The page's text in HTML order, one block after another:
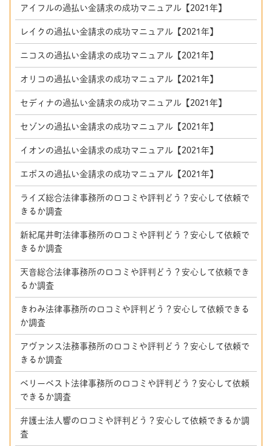
アイフルの過払い金請求の成功マニュアル【2021年】
レイクの過払い金請求の成功マニュアル【2021年】
ニコスの過払い金請求の成功マニュアル【2021年】
オリコの過払い金請求の成功マニュアル【2021年】
セディナの過払い金請求の成功マニュアル【2021年】
セゾンの過払い金請求の成功マニュアル【2021年】
イオンの過払い金請求の成功マニュアル【2021年】
エポスの過払い金請求の成功マニュアル【2021年】
ライズ総合法律事務所の口コミや評判どう？安心して依頼で
きるか調査
新紀尾井町法律事務所の口コミや評判どう？安心して依頼で
きるか調査
天音総合法律事務所の口コミや評判どう？安心して依頼でき
るか調査
きわみ法律事務所の口コミや評判どう？安心して依頼できる
か調査
アヴァンス法務事務所の口コミや評判どう？安心して依頼で
きるか調査
ベリーベスト法律事務所の口コミや評判どう？安心して依頼
できるか調査
弁護士法人響の口コミや評判どう？安心して依頼できるか調
査